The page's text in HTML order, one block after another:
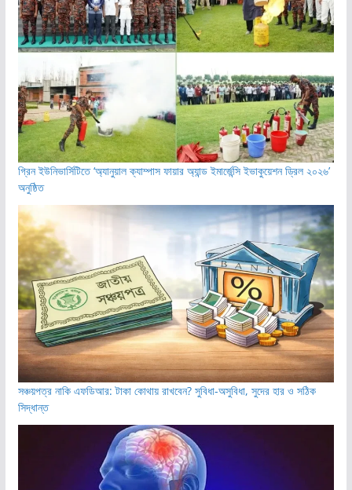
গ্রিন ইউনিভার্সিটিতে ‘অ্যানুয়াল ক্যাম্পাস ফায়ার অ্যান্ড ইমার্জেন্সি ইভাকুয়েশন ড্রিল ২০২৬’
অনুষ্ঠিত
সঞ্চয়পত্র নাকি এফডিআর: টাকা কোথায় রাখবেন? সুবিধা-অসুবিধা, সুদের হার ও সঠিক
সিদ্ধান্ত